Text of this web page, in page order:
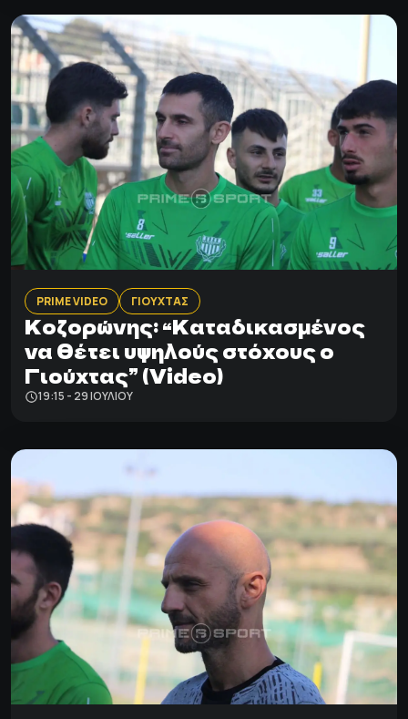
PRIME VIDEO ΓΙΟΥΧΤΑΣ
Κοζορώνης: “Καταδικασμένος
να θέτει υψηλούς στόχους ο
Γιούχτας” (Video)
19:15 - 29 ΙΟΥΛΊΟΥ